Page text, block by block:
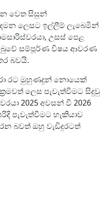
වෙත සිසුන්
ලෙසට ඉල්ලීම් ලැබෙමින්
උසස් පෙළ
සම්පූර්ණ විෂය ආවරණ
බවයි.
රට මුහුණදුන් නොයෙක්
ලෙස පැවැත්වීමට සිදුවු
2025 අවසන් වී 2026
පැවැත්වීමට හැකියාව
බවත් ඔහු වැඩිදුරටත්